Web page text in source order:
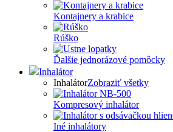
Kontajnery a krabice
Rúško
Ďalšie jednorázové pomôcky
Inhalátor
InhalátorZobraziť všetky
Kompresový inhalátor
Iné inhalátory